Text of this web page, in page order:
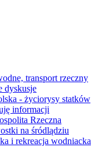
transport rzeczny
dyskusje
- życiorysy statków
informacji
Rzeczna
na śródlądziu
i rekreacja wodniacka